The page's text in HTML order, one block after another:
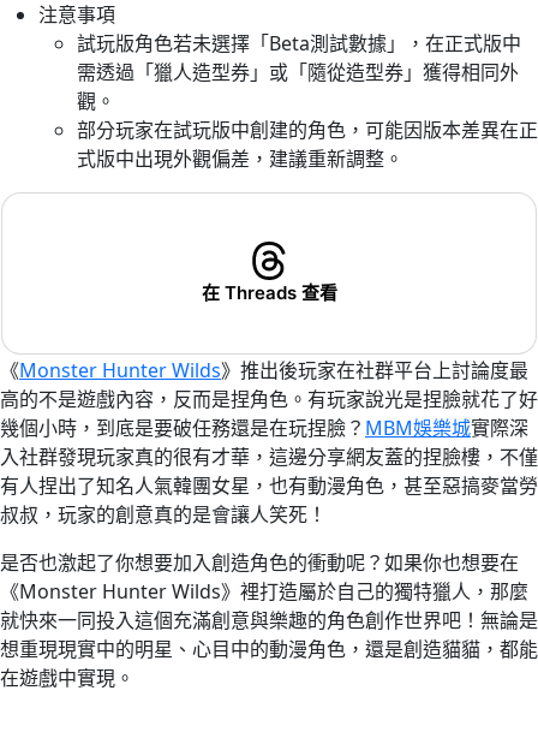
注意事項
試玩版角色若未選擇「Beta測試數據」，在正式版中
需透過「獵人造型券」或「隨從造型券」獲得相同外
觀。
部分玩家在試玩版中創建的角色，可能因版本差異在正
式版中出現外觀偏差，建議重新調整。
在 Threads 查看
《Monster Hunter Wilds》推出後玩家在社群平台上討論度最
高的不是遊戲內容，反而是捏角色。有玩家說光是捏臉就花了好
幾個小時，到底是要破任務還是在玩捏臉？ MBM娛樂城實際深
入社群發現玩家真的很有才華，這邊分享網友蓋的捏臉樓，不僅
有人捏出了知名人氣韓團女星，也有動漫角色，甚至惡搞麥當勞
叔叔，玩家的創意真的是會讓人笑死！
是否也激起了你想要加入創造角色的衝動呢？如果你也想要在
《Monster Hunter Wilds》裡打造屬於自己的獨特獵人，那麼
就快來一同投入這個充滿創意與樂趣的角色創作世界吧！無論是
想重現現實中的明星、心目中的動漫角色，還是創造貓貓，都能
在遊戲中實現。